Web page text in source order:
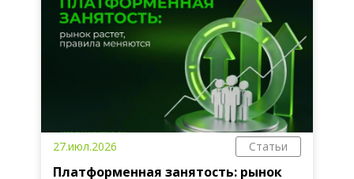
27.июл.2026 Статьи
Платформенная занятость: рынок